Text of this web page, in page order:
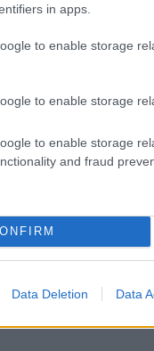
in apps.
to enable storage
to enable storage
to enable storage
and fraud
Data Deletion Data